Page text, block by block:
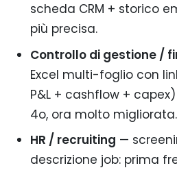
scheda CRM + storico
più precisa.
Controllo di gestione /
Excel multi-foglio con
P&L + cashflow +
4o, ora molto migliorata.
HR / recruiting —
descrizione job: prima